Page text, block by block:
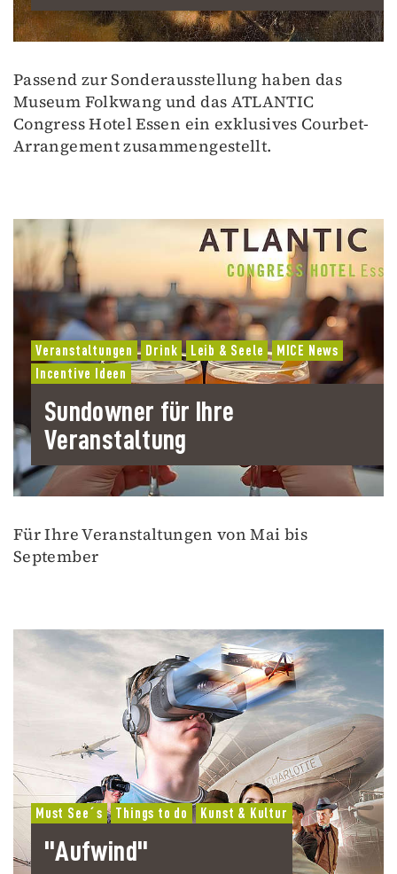
Passend zur Sonderausstellung haben das
Museum Folkwang und das ATLANTIC
Congress Hotel Essen ein exklusives Courbet-
Arrangement zusammengestellt.
Veranstaltungen Drink Leib & Seele
MICE News
Incentive Ideen
Sundowner für Ihre
Veranstaltung
Für Ihre Veranstaltungen von Mai bis
September
Must See´s Things to do Kunst & Kultur
"Aufwind"